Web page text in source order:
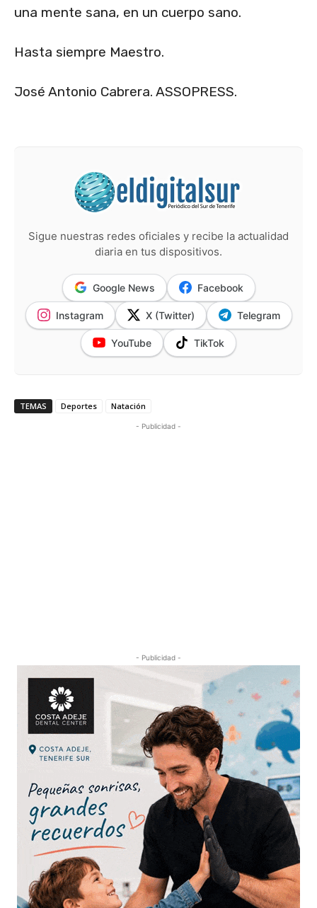
una mente sana, en un cuerpo sano.
Hasta siempre Maestro.
José Antonio Cabrera. ASSOPRESS.
Sigue nuestras redes oficiales y recibe la actualidad
diaria en tus dispositivos.
Google News Facebook
Instagram X (Twitter) Telegram
YouTube TikTok
TEMAS Deportes Natación
- Publicidad -
- Publicidad -